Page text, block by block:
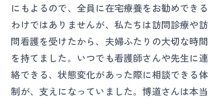
にもよるので、全員に在宅療養をお勧めできる
わけではありませんが、私たちは訪問診療や訪
問看護を受けたから、夫婦ふたりの大切な時間
を持てました。いつでも看護師さんや先生に連
絡できる、状態変化があった際に相談できる体
制が、支えになっていました。博道さんは本当